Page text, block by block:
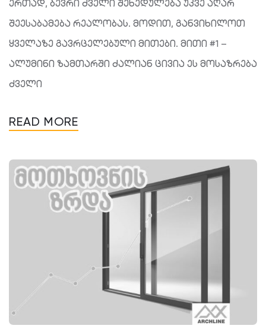
ერთად, ბევრი ძველი შეხედულება უკვე აღარ
შეესაბამება რეალობას. მოდით, განვიხილოთ
ყველაზე გავრცელებული მითები. მითი #1 –
ალუმინი ზამთარში ძალიან ცივია ეს მოსაზრება
ძველი
READ MORE